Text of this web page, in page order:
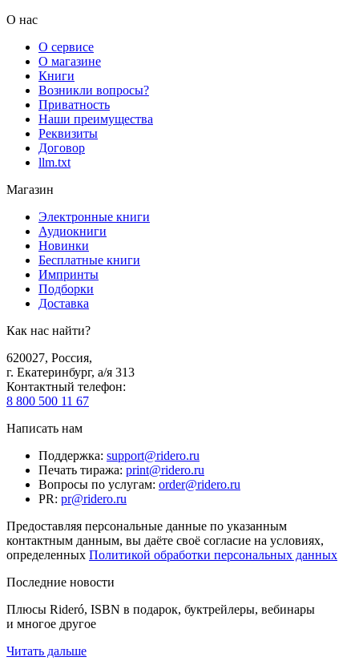
О нас
О сервисе
О магазине
Книги
Возникли вопросы?
Приватность
Наши преимущества
Реквизиты
Договор
llm.txt
Магазин
Электронные книги
Аудиокниги
Новинки
Бесплатные книги
Импринты
Подборки
Доставка
Как нас найти?
620027, Россия,
г. Екатеринбург, а/я 313
Контактный телефон:
8 800 500 11 67
Написать нам
Поддержка: support@ridero.ru
Печать тиража: print@ridero.ru
Вопросы по услугам: order@ridero.ru
PR: pr@ridero.ru
Предоставляя персональные данные по указанным
контактным данным, вы даёте своё согласие на условиях,
определенных Политикой обработки персональных данных
Последние новости
Плюсы Rideró, ISBN в подарок, буктрейлеры, вебинары
и многое другое
Читать дальше